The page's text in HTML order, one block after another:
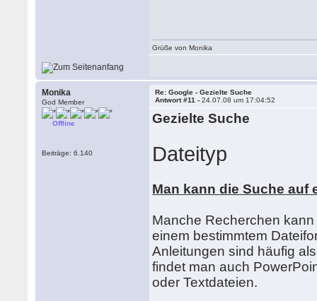
Grüße von Monika
Monika
God Member
Offline
Beiträge: 6.140
Re: Google - Gezielte Suche
Antwort #11 -24.07.08 um 17:04:52
Gezielte Suche
Dateityp
Man kann die Suche auf
Manche Recherchen
einem bestimmtem
Anleitungen sind häufig
findet man auch
oder Textdateien.